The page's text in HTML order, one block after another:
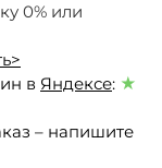
0% или
в Яндексе: ★
– напишите